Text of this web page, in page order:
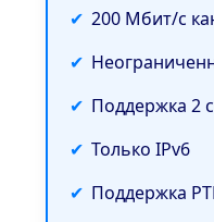
200 Мбит/с
Поддержка 2
Только IPv6
Поддержка